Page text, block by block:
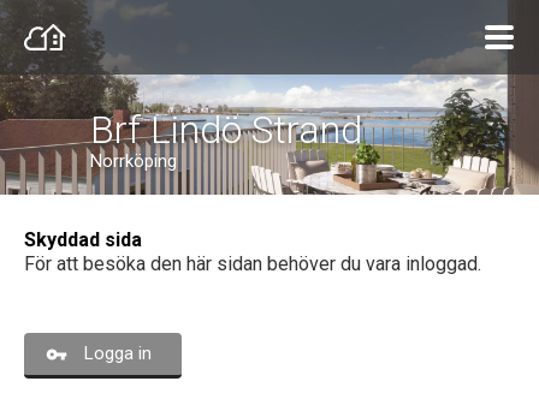
Brf Lindö Strand
Norrköping
Skyddad sida
För att besöka den här sidan behöver du vara inloggad.
Logga in